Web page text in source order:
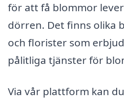
för att få blommor
dörren. Det finns olika
och florister som
pålitliga tjänster för
Via vår plattform kan